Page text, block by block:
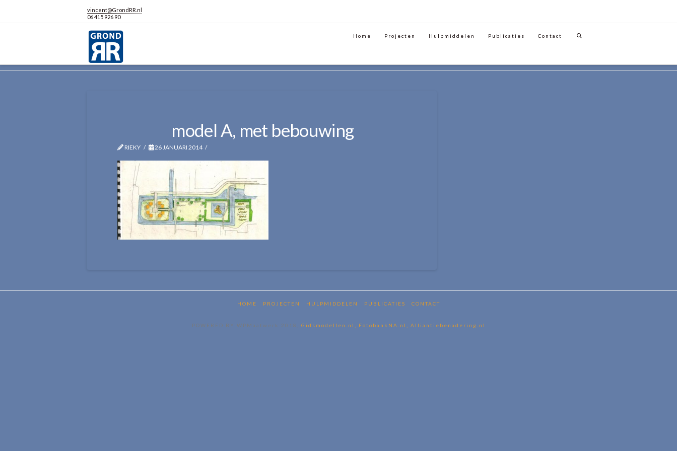
vincent@GrondRR.nl
06 415 926 90
Home Projecten Hulpmiddelen Publicaties Contact
model A, met bebouwing
RIEKY 26 JANUARI 2014
HOME PROJECTEN HULPMIDDELEN PUBLICATIES CONTACT
POWERED BY WPMaatwerk 2018, Gidsmodellen.nl, FotobankNA.nl, Alliantiebenadering.nl